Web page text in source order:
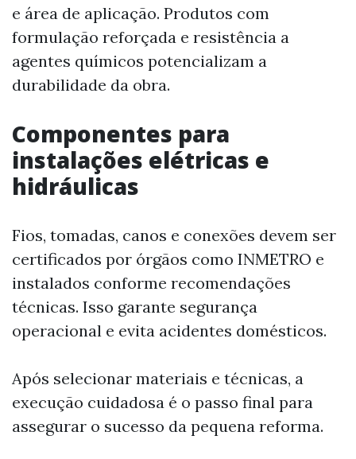
e área de aplicação. Produtos com
formulação reforçada e resistência a
agentes químicos potencializam a
durabilidade da obra.
Componentes para
instalações elétricas e
hidráulicas
Fios, tomadas, canos e conexões devem ser
certificados por órgãos como INMETRO e
instalados conforme recomendações
técnicas. Isso garante segurança
operacional e evita acidentes domésticos.
Após selecionar materiais e técnicas, a
execução cuidadosa é o passo final para
assegurar o sucesso da pequena reforma.